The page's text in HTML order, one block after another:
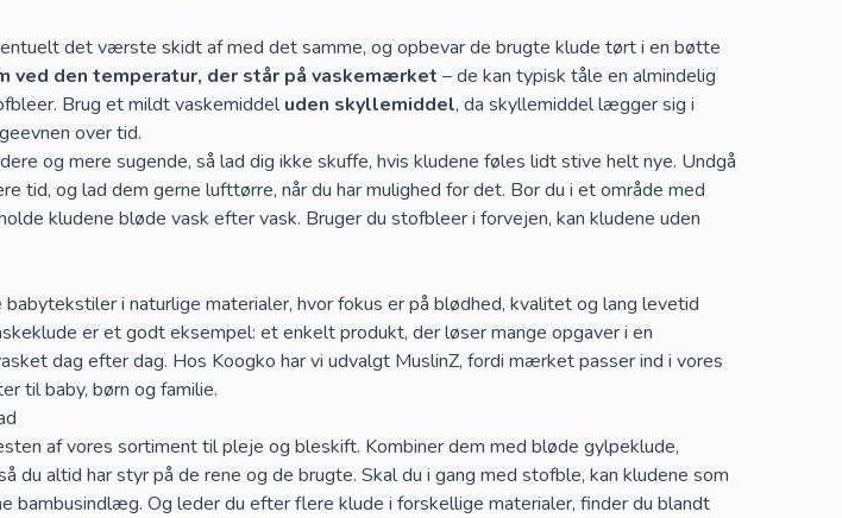
det værste skidt af med det samme, og opbevar de brugte klude tørt i en bøtte
ved den temperatur, der står på vaskemærket – de kan typisk tåle en almindelig
Brug et mildt vaskemiddeluden skyllemiddel, da skyllemiddel lægger sig i
over tid.
og mere sugende, så lad dig ikke skuffe, hvis kludene føles lidt stive helt nye. Undgå
tid, og lad dem gerne lufttørre, når du har mulighed for det. Bor du i et område med
kludene bløde vask efter vask. Bruger du stofbleer i forvejen, kan kludene uden
i naturlige materialer, hvor fokus er på blødhed, kvalitet og lang levetid
er et godt eksempel: et enkelt produkt, der løser mange opgaver i en
dag efter dag. Hos Koogko har vi udvalgt MuslinZ, fordi mærket passer ind i vores
til baby, børn og familie.
af vores sortiment til pleje og bleskift. Kombiner dem med bløde gylpeklude,
du altid har styr på de rene og de brugte. Skal du i gang med stofble, kan kludene som
bambusindlæg. Og leder du efter flere klude i forskellige materialer, finder du blandt